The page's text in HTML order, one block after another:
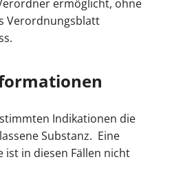
ermöglicht, ohne
Verordnungsblatt
Indikationen die
Substanz. Eine
ist in diesen Fällen nicht